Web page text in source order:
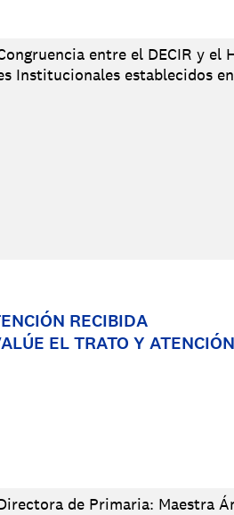
entre el DECIR y
Institucionales establecidos
RECIBIDA
EL TRATO Y
de Primaria: Maestra